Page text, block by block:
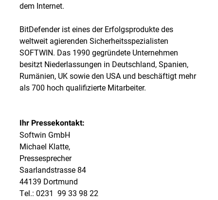
dem Internet.
BitDefender ist eines der Erfolgsprodukte des
weltweit agierenden Sicherheitsspezialisten
SOFTWIN. Das 1990 gegründete Unternehmen
besitzt Niederlassungen in Deutschland, Spanien,
Rumänien, UK sowie den USA und beschäftigt mehr
als 700 hoch qualifizierte Mitarbeiter.
Ihr Pressekontakt:
Softwin GmbH
Michael Klatte,
Pressesprecher
Saarlandstrasse 84
44139 Dortmund
Tel.: 0231  99 33 98 22